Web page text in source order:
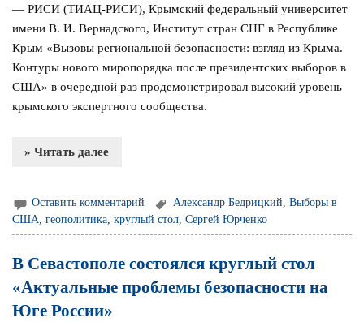
— РИСИ (ТИАЦ-РИСИ), Крымский федеральный университет
имени В. И. Вернадского, Институт стран СНГ в Республике
Крым «Вызовы региональной безопасности: взгляд из Крыма.
Контуры нового миропорядка после президентских выборов в
США» в очередной раз продемонстрировал высокий уровень
крымского экспертного сообщества.
» Читать далее
Оставить комментарий Александр Бедрицкий,Выборы в
США,геополитика,круглый стол,Сергей Юрченко
В Севастополе состоялся круглый стол
«Актуальные проблемы безопасности на
Юге России»